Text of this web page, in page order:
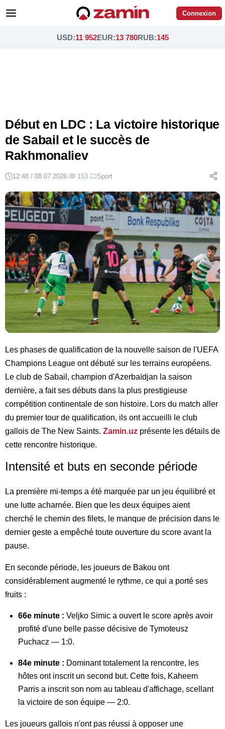
Connexion
USD:11 952EUR:13 780RUB:145
Début en LDC : La victoire historique
de Sabail et le succès de
Rakhmonaliev
12:48 / 08.07.2026· 153· Sport
Les phases de qualification de la nouvelle saison de l'UEFA
Champions League ont débuté sur les terrains européens.
Le club de Sabail, champion d'Azerbaïdjan la saison
dernière, a fait ses débuts dans la plus prestigieuse
compétition continentale de son histoire. Lors du match aller
du premier tour de qualification, ils ont accueilli le club
gallois de The New Saints. Zamin.uz présente les détails de
cette rencontre historique.
Intensité et buts en seconde période
La première mi-temps a été marquée par un jeu équilibré et
une lutte acharnée. Bien que les deux équipes aient
cherché le chemin des filets, le manque de précision dans le
dernier geste a empêché toute ouverture du score avant la
pause.
En seconde période, les joueurs de Bakou ont
considérablement augmenté le rythme, ce qui a porté ses
fruits :
66e minute : Veljko Simic a ouvert le score après avoir
profité d'une belle passe décisive de Tymoteusz
Puchacz — 1:0.
84e minute : Dominant totalement la rencontre, les
hôtes ont inscrit un second but. Cette fois, Kaheem
Parris a inscrit son nom au tableau d'affichage, scellant
la victoire de son équipe — 2:0.
Les joueurs gallois n'ont pas réussi à opposer une